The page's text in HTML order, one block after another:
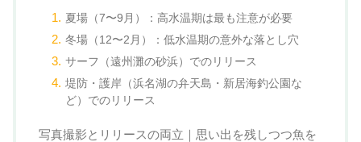
夏場（7〜9月）：高水温期は最も注意が必要
冬場（12〜2月）：低水温期の意外な落とし穴
サーフ（遠州灘の砂浜）でのリリース
堤防・護岸（浜名湖の弁天島・新居海釣公園な
ど）でのリリース
写真撮影とリリースの両立｜思い出を残しつつ魚を